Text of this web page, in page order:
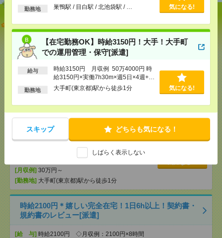
以上
勤務地 巣鴨駅 / 目白駅 / 北池袋駅 / … 気になる!
【在宅勤務OK】時給3150円！大手！大手町
での運用管理・保守[派遣]
給与
時給3150円 月収例 50万4000円 時
給3150円×実働7h30m×週5日×4週+残
業10h ※月収例を保証するものでは
勤務地 大手町(東京都)駅から徒歩1分 気になる!
スキップ どちらも気になる！
しばらく表示しない
【オープニング募集】おばあちゃんのお散歩付き添
いも仕事の1つ[派遣]
[給 与]
無資格未経験：時給1500円～ ■週払い
OK ■扶養内OK ■日収1万2000円以上
[交通費]交通費全額支給
巣鴨駅/目白駅/北池袋駅/…
気になる！
【在宅勤務OK】時給3150円！大手！大手町での運用
管理・保守[派遣]
[給 与]時給3150円 月収例 50万4000円 時給
3150円×実働7h30m×週5日×4週+残業10h ※月収例
を保証するものではありません。
1ヶ月3万円を上限として実費支給
[月収例] 30万円～
[勤務地] 大手町(東京都)駅から徒歩1分
時給2100円＊嬉しい完全在宅！1日6h以上！契約書・
規約書のレビュー[派遣]
[給 与] 時給2100円 ◇月収例：2100円×8時間